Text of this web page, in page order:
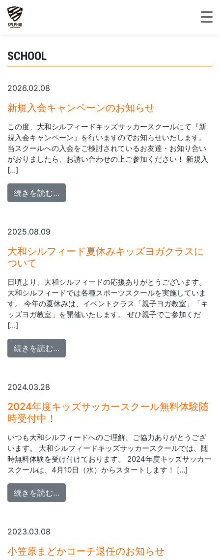
SCHOOL
2026.02.08
新規入会キャンペーンのお知らせ
この度、大和シルフィードキッズサッカースクールにて『新
規入会キャンペーン』を行いますのでお知らせいたします。
当スクールへの入会をご検討されているお友達・お知り合い
がおりましたら、お誘い合わせの上ご参加ください！ 新規入
[…]
続きを読む…
2025.08.09
大和シルフィード夏休みキッズヨガクラスに
ついて
日頃より、大和シルフィードの応援ありがとうございます。
大和シルフィードでは各種スポーツスクールを実施していま
す。 今年の夏休みは、イベントクラス「親子ヨガ教室」「キ
ッズヨガ教室」を開催いたします。 ぜひ親子でご参加くだ
[…]
続きを読む…
2024.03.28
2024年度キッズサッカースクール無料体験随
時受付中！
いつも大和シルフィードへのご理解、ご協力ありがとうござ
います。 大和シルフィードキッズサッカースクールでは、随
時無料体験を受け付けております。 2024年度キッズサッカー
スクールは、4月10日（水）からスタートします！ […]
続きを読む…
2023.03.08
小笠原まどかコーチ退任のお知らせ